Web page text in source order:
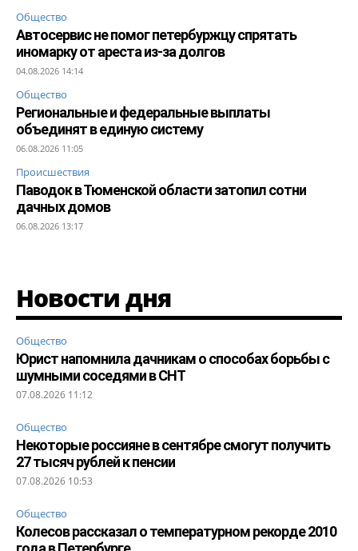
Общество
Автосервис не помог петербуржцу спрятать
иномарку от ареста из-за долгов
04.08.2026 14:14
Общество
Региональные и федеральные выплаты
объединят в единую систему
06.08.2026 11:05
Происшествия
Паводок в Тюменской области затопил сотни
дачных домов
06.08.2026 13:17
Новости дня
Общество
Юрист напомнила дачникам о способах борьбы с
шумными соседями в СНТ
07.08.2026 11:12
Общество
Некоторые россияне в сентябре смогут получить
27 тысяч рублей к пенсии
07.08.2026 10:53
Общество
Колесов рассказал о температурном рекорде 2010